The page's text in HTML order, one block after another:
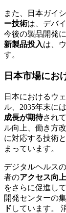
また、日本ガイ
ー技術は、デバ
今後の製品開発
新製品投入は、
す。
日本市場にお
日本におけるウ
ル、2035年末に
成長が期待され
ル向上、働き方
に対応する技術と
まっています。
デジタルヘルス
者のアクセス向上
をさらに促進し
開発センターの
ド しています。